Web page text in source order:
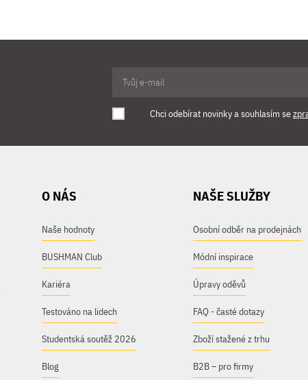
Chci odebírat novinky a souhlasím se
O NÁS
Naše hodnoty
BUSHMAN Club
Kariéra
Testováno na lidech
Studentská soutěž 2026
Blog
NAŠE SLUŽBY
Osobní odběr na prodejnách
Módní inspirace
Úpravy oděvů
FAQ - časté dotazy
Zboží stažené z trhu
B2B – pro firmy